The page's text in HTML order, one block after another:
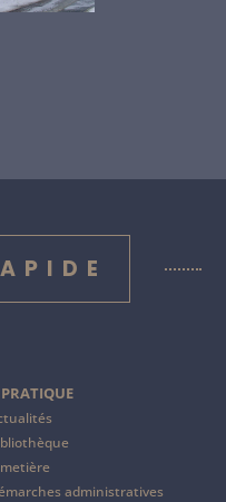
administratives